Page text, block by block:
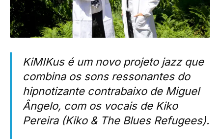
KiMIKus é um novo projeto jazz que
combina os sons ressonantes do
hipnotizante contrabaixo de Miguel
Ângelo, com os vocais de Kiko
Pereira (Kiko & The Blues Refugees).